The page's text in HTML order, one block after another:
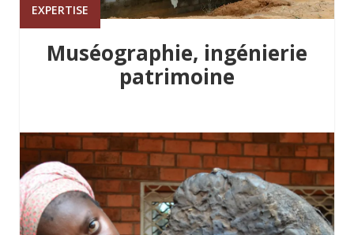
EXPERTISE
Muséographie, ingénierie
patrimoine